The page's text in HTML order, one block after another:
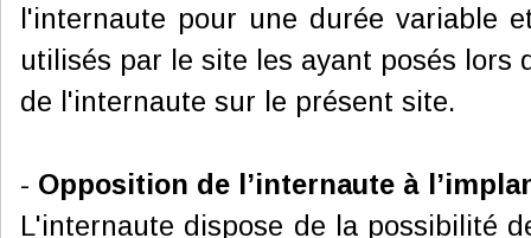
l'internaute pour une durée variable
utilisés par le site les ayant posés lors
de l'internaute sur le présent site.
- Opposition de l’internaute à
L'internaute dispose de la possibilité